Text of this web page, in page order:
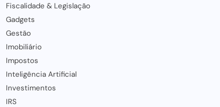
Fiscalidade & Legislação
Gadgets
Gestão
Imobiliário
Impostos
Inteligência Artificial
Investimentos
IRS